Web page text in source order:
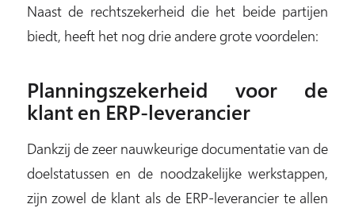
Naast de rechtszekerheid die het beide partijen
biedt, heeft het nog drie andere grote voordelen:
Planningszekerheid voor de
klant en ERP-leverancier
Dankzij de zeer nauwkeurige documentatie van de
doelstatussen en de noodzakelijke werkstappen,
zijn zowel de klant als de ERP-leverancier te allen